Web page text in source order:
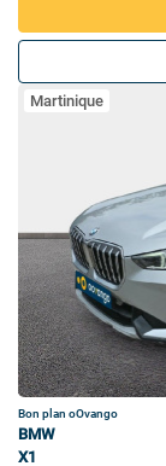
Martinique
Bon plan oOvango
BMW
X1